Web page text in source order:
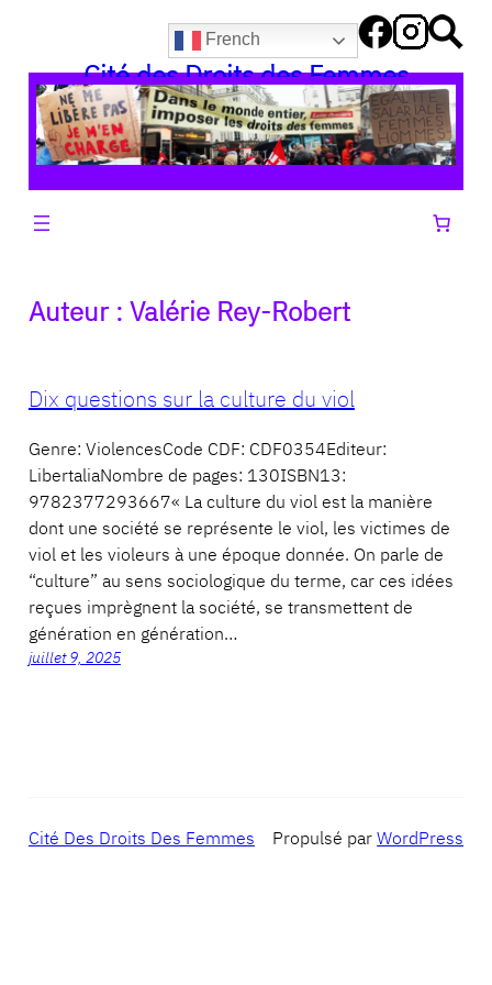
contenu
French
Cité des Droits des Femmes
Auteur : Valérie Rey-Robert
Dix questions sur la culture du viol
Genre: ViolencesCode CDF: CDF0354Editeur:
LibertaliaNombre de pages: 130ISBN13:
9782377293667« La culture du viol est la manière
dont une société se représente le viol, les victimes de
viol et les violeurs à une époque donnée. On parle de
“culture” au sens sociologique du terme, car ces idées
reçues imprègnent la société, se transmettent de
génération en génération…
juillet 9, 2025
Cité Des Droits Des Femmes Propulsé parWordPress